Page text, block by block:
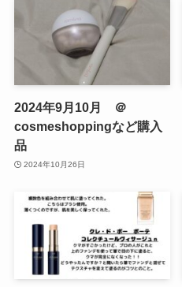
2024年9月10月 ＠
cosmeshoppingなど購入
品
2024年10月26日